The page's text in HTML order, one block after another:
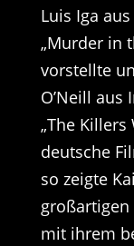
Luis Iga
„Murder in
vorstellte
O’Neill
„The Killers
deutsche
so zeigte
großartigen
mit ihrem